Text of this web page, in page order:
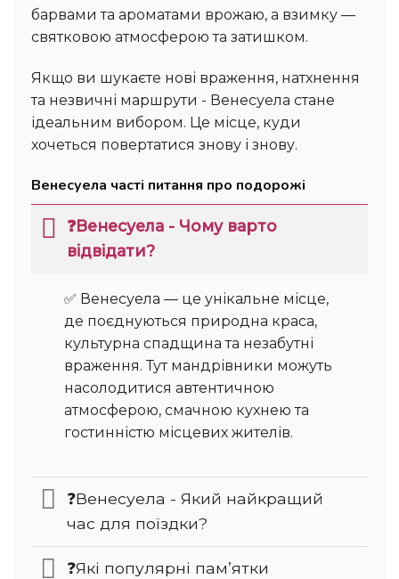
барвами та ароматами врожаю, а взимку —
святковою атмосферою та затишком.
Якщо ви шукаєте нові враження, натхнення
та незвичні маршрути - Венесуела стане
ідеальним вибором. Це місце, куди
хочеться повертатися знову і знову.
Венесуела часті питання про подорожі
❓Венесуела - Чому варто
відвідати?
✅ Венесуела — це унікальне місце,
де поєднуються природна краса,
культурна спадщина та незабутні
враження. Тут мандрівники можуть
насолодитися автентичною
атмосферою, смачною кухнею та
гостинністю місцевих жителів.
❓Венесуела - Який найкращий
час для поїздки?
❓Які популярні пам’ятки